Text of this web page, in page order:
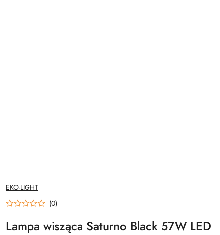
NAZWA
PRODUCENTA:
EKO-LIGHT
(0)
Lampa wisząca Saturno Black 57W LED